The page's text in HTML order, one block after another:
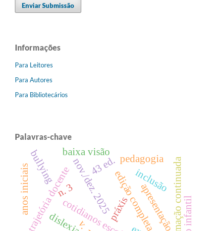
Enviar Submissão
Informações
Para Leitores
Para Autores
Para Bibliotecários
Palavras-chave
edição completa
n. 3nov./dez. 2025
43 ed.
apresentação
trajetória docente formação continuada
baixa visão
inclusão
anos iniciais práxis
pedagogia
dislexia
bullying